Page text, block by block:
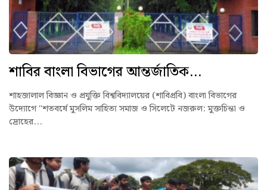
শাবির বাংলা বিভাগের আন্তর্জাতিক...
শাহজালাল বিজ্ঞান ও প্রযুক্তি বিশ্ববিদ্যালয়ের (শাবিপ্রবি) বাংলা বিভাগের
উদ্যোগে "শতবর্ষে মুসলিম সাহিত্য সমাজ ও সিলেটে নজরুল: মুক্তচিন্তা ও
দ্রোহের...